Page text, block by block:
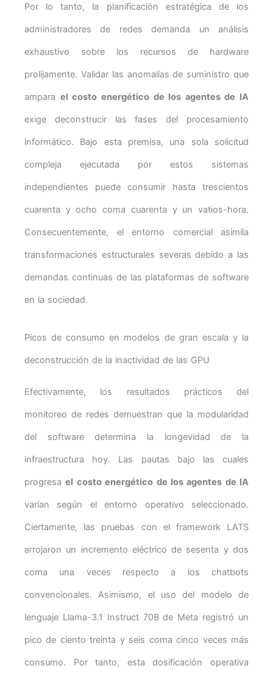
Por lo tanto, la planificación estratégica de los
administradores de redes demanda un análisis
exhaustivo sobre los recursos de hardware
prolijamente. Validar las anomalías de suministro que
ampara el costo energético de los agentes de IA
exige deconstrucir las fases del procesamiento
informático. Bajo esta premisa, una sola solicitud
compleja ejecutada por estos sistemas
independientes puede consumir hasta trescientos
cuarenta y ocho coma cuarenta y un vatios-hora.
Consecuentemente, el entorno comercial asimila
transformaciones estructurales severas debido a las
demandas continuas de las plataformas de software
en la sociedad.
Picos de consumo en modelos de gran escala y la
deconstrucción de la inactividad de las GPU
Efectivamente, los resultados prácticos del
monitoreo de redes demuestran que la modularidad
del software determina la longevidad de la
infraestructura hoy. Las pautas bajo las cuales
progresael costo energético de los agentes de IA
varían según el entorno operativo seleccionado.
Ciertamente, las pruebas con el framework LATS
arrojaron un incremento eléctrico de sesenta y dos
coma una veces respecto a los chatbots
convencionales. Asimismo, el uso del modelo de
lenguaje Llama-3.1 Instruct 70B de Meta registró un
pico de ciento treinta y seis coma cinco veces más
consumo. Por tanto, esta dosificación operativa